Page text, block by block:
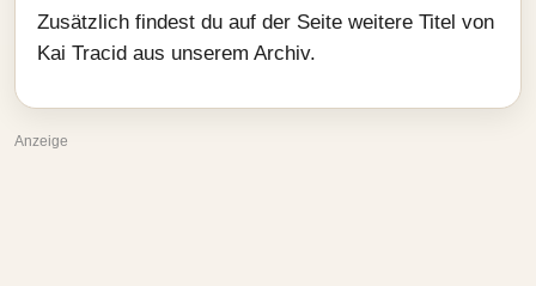
Zusätzlich findest du auf der Seite weitere Titel von
Kai Tracid aus unserem Archiv.
Anzeige